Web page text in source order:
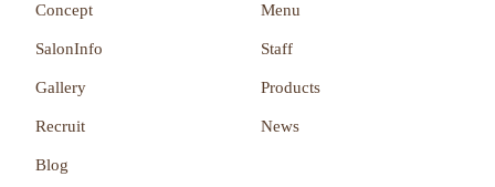
Concept Menu
SalonInfo Staff
Gallery Products
Recruit News
Blog